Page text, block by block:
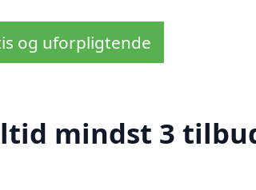
og uforpligtende
mindst 3